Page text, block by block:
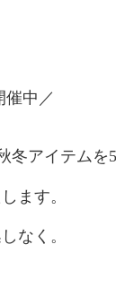
催中／
アイテムを
ます。
なく。